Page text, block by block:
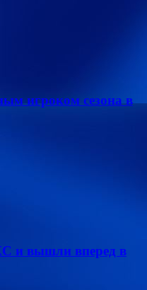
игроком сезона в
и вышли вперед в